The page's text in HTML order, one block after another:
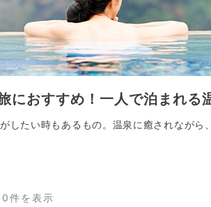
におすすめ！一人で泊まれる
したい時もあるもの。温泉に癒されなが
件を表示